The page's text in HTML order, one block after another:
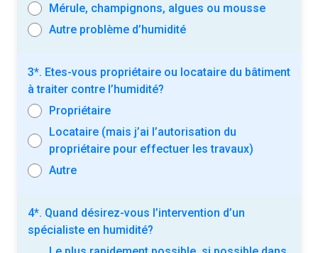
Mérule, champignons, algues ou mousse
Autre problème d’humidité
3*. Etes-vous propriétaire ou locataire du bâtiment
à traiter contre l’humidité?
Propriétaire
Locataire (mais j’ai l’autorisation du
propriétaire pour effectuer les travaux)
Autre
4*. Quand désirez-vous l’intervention d’un
spécialiste en humidité?